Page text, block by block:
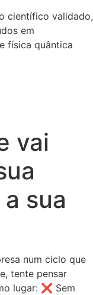
científico validado,
em
física quântica
vai
sua
num ciclo que
tente pensar
lugar: ❌ Sem